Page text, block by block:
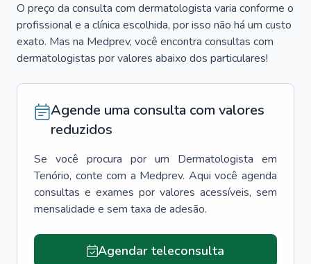
O preço da consulta com dermatologista varia conforme o
profissional e a clínica escolhida, por isso não há um custo
exato. Mas na Medprev, você encontra consultas com
dermatologistas por valores abaixo dos particulares!
Agende uma consulta com valores
reduzidos
Se você procura por um Dermatologista em
Tenório, conte com a Medprev. Aqui você agenda
consultas e exames por valores acessíveis, sem
mensalidade e sem taxa de adesão.
Agendar teleconsulta